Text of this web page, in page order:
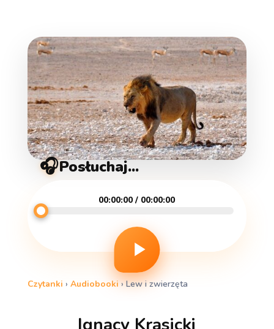
🎧Posłuchaj...
00:00:00 / 00:00:00
Czytanki › Audiobooki›Lew i zwierzęta